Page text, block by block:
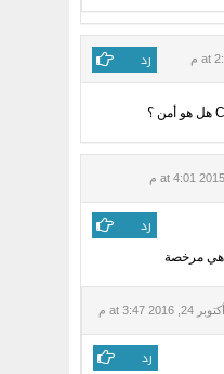
رد
رد
أكتوبر 24, 2016 at 3:47 م
رد